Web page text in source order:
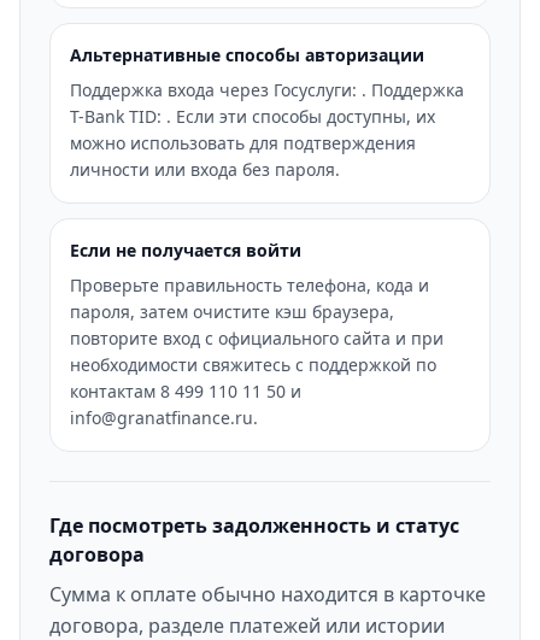
Альтернативные способы авторизации
Поддержка входа через Госуслуги: . Поддержка
T-Bank TID: . Если эти способы доступны, их
можно использовать для подтверждения
личности или входа без пароля.
Если не получается войти
Проверьте правильность телефона, кода и
пароля, затем очистите кэш браузера,
повторите вход с официального сайта и при
необходимости свяжитесь с поддержкой по
контактам 8 499 110 11 50 и
info@granatfinance.ru.
Где посмотреть задолженность и статус
договора
Сумма к оплате обычно находится в карточке
договора, разделе платежей или истории